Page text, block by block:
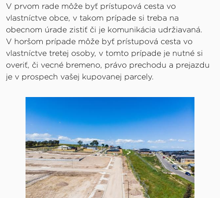
V prvom rade môže byť prístupová cesta vo
vlastníctve obce, v takom prípade si treba na
obecnom úrade zistiť či je komunikácia udržiavaná.
V horšom prípade môže byť prístupová cesta vo
vlastníctve tretej osoby, v tomto prípade je nutné si
overiť, či vecné bremeno, právo prechodu a prejazdu
je v prospech vašej kupovanej parcely.